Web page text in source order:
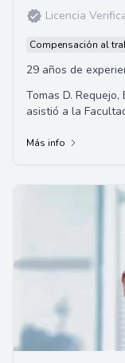
Licencia
Compensación al
29 años de
Tomas D.
asistió a la
Más info